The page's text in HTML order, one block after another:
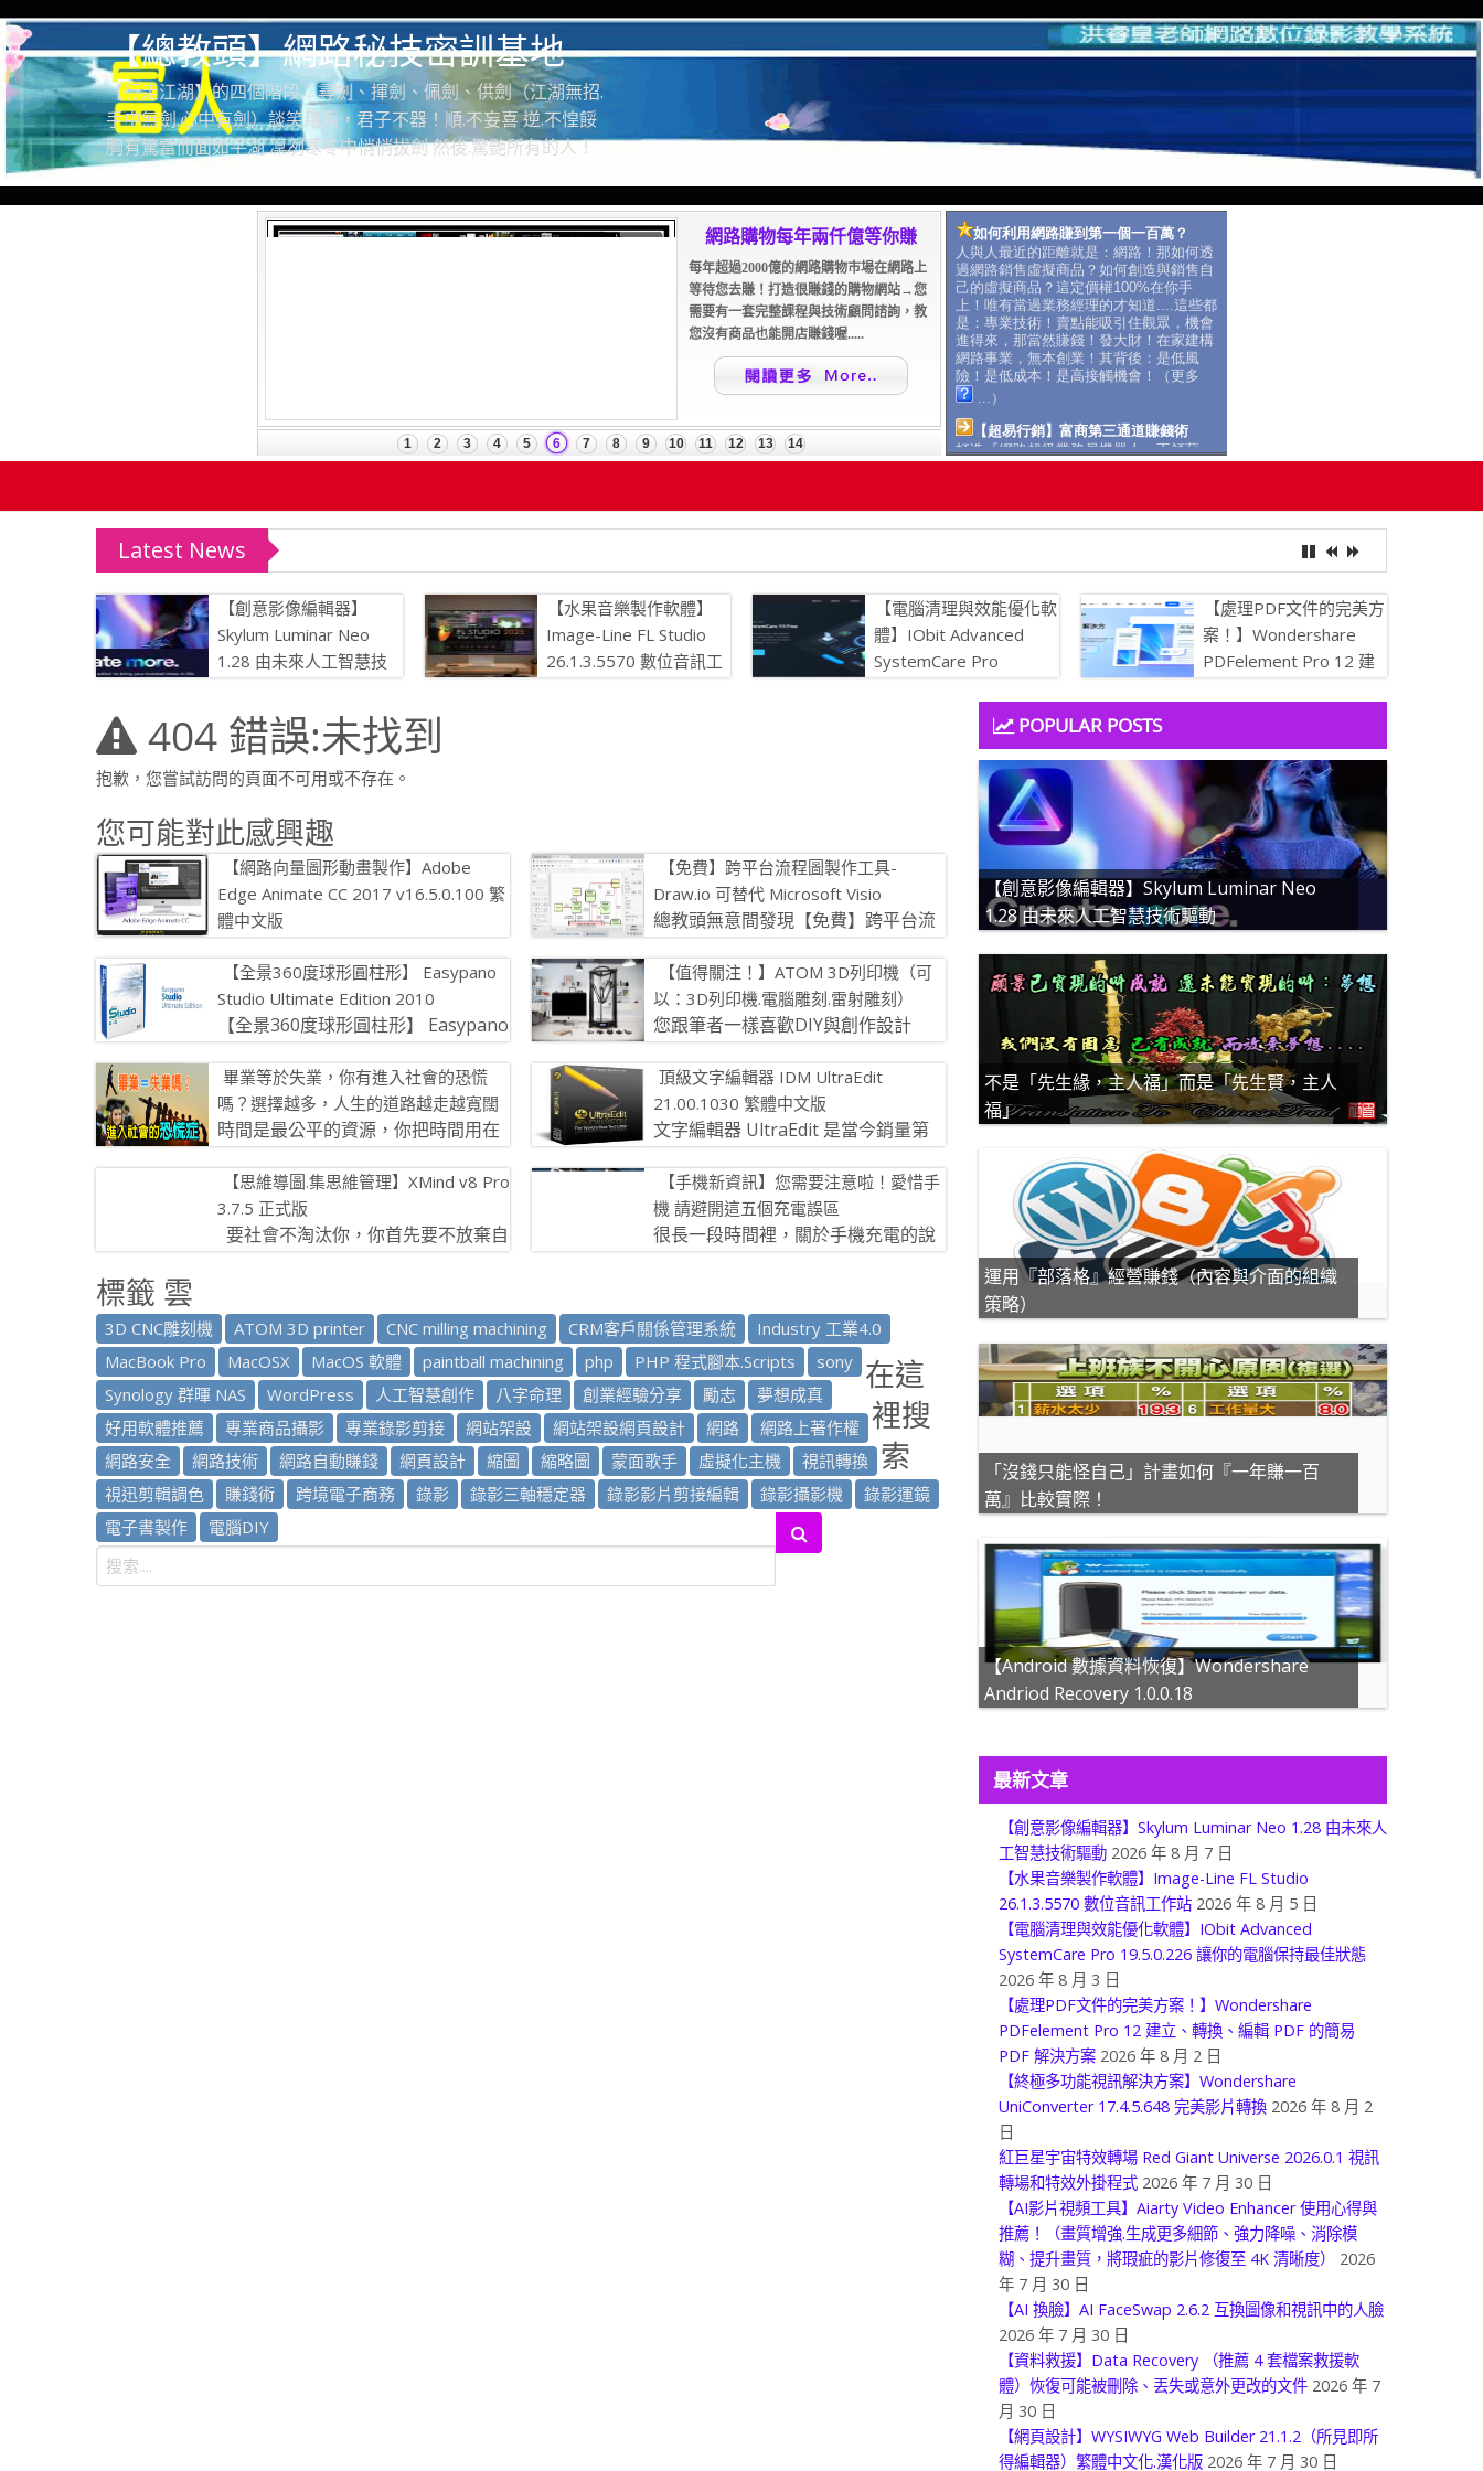
【總教頭】網路秘技密訓基地
【行走江湖】的四個階段：尋劍、揮劍、佩劍、供劍（江湖無招.
手中無劍.心中有劍）談笑用兵，君子不器！順.不妄喜 逆.不惶餒
胸有驚雷而面如平湖 凜冽寒冬中悄悄拔劍 然後.驚艷所有的人！
Latest News
【創意影像編輯器】
Skylum Luminar Neo
1.28 由未來人工智慧技
【水果音樂製作軟體】
Image-Line FL Studio
26.1.3.5570 數位音訊工
【電腦清理與效能優化軟
體】IObit Advanced
SystemCare Pro
【處理PDF文件的完美方
案！】Wondershare
PDFelement Pro 12 建
簡易 PDF 解決方案
404 錯誤:未找到
抱歉，您嘗試訪問的頁面不可用或不存在。
您可能對此感興趣
【網路向量圖形動畫製作】Adobe
Edge Animate CC 2017 v16.5.0.100 繁
體中文版
【網路向量圖形動畫製作】Adobe
Edge Animate CC 2017 v16.5.0.100 繁體中文 […]
【免費】跨平台流程圖製作工具-
Draw.io 可替代 Microsoft Visio
總教頭無意間發現【免費】跨平台流
Microsoft Visio 我試用 […]
【全景360度球形圓柱形】 Easypano
Studio Ultimate Edition 2010
【全景360度球形圓柱形】 Easypano
[…]
【值得關注！】ATOM 3D列印機（可
以：3D列印機.電腦雕刻.雷射雕刻）
您跟筆者一樣喜歡DIY與創作設計
嗎？ 我在無意間發現這個…&#82 […]
畢業等於失業，你有進入社會的恐慌
嗎？選擇越多，人生的道路越走越寬闊
時間是最公平的資源，你把時間用在
中，有些人會覺得，為什麼有人總是很幸運，總是
頂級文字編輯器 IDM UltraEdit
21.00.1030 繁體中文版
文字編輯器 UltraEdit 是當今銷量第
編輯器。 文字編輯器 UltraE […]
【思維導圖.集思維管理】XMind v8 Pro
3.7.5 正式版
要社會不淘汰你，你首先要不放棄自
透過一面鏡子，看到自己的心靈。 […]
【手機新資訊】您需要注意啦！愛惜手
機 請避開這五個充電誤區
很長一段時間裡，關於手機充電的說
[…]
標籤 雲
3D CNC雕刻機 ATOM 3D printer CNC milling machining CRM客戶關係管理系統
Industry 工業4.0
MacBook Pro
MacOSX MacOS 軟體 paintball machining php PHP 程式腳本.Scripts
sony
Synology 群暉 NAS
WordPress 人工智慧創作 八字命理 創業經驗分享 勵志
夢想成真
好用軟體推薦
專業商品攝影 專業錄影剪接 網站架設 網站架設網頁設計 網路
網路上著作權
網路安全
網路技術 網路自動賺錢 網頁設計 縮圖 縮略圖 蒙面歌手 虛擬化主機
視訊轉換
視迅剪輯調色
賺錢術 跨境電子商務 錄影 錄影三軸穩定器 錄影影片剪接編輯 錄影攝影機
錄影運鏡
電子書製作
電腦DIY
在這
裡搜
索
POPULAR POSTS
【創意影像編輯器】Skylum Luminar Neo
1.28 由未來人工智慧技術驅動
不是「先生緣，主人福」而是「先生賢，主人
福」
運用『部落格』經營賺錢（內容與介面的組織
策略）
「沒錢只能怪自己」計畫如何『一年賺一百
萬』比較實際！
【Android 數據資料恢復】Wondershare
Andriod Recovery 1.0.0.18
最新文章
【創意影像編輯器】Skylum Luminar Neo 1.28 由未來人
工智慧技術驅動 2026 年 8 月 7 日
【水果音樂製作軟體】Image-Line FL Studio
26.1.3.5570 數位音訊工作站 2026 年 8 月 5 日
【電腦清理與效能優化軟體】IObit Advanced
SystemCare Pro 19.5.0.226 讓你的電腦保持最佳狀態
2026 年 8 月 3 日
【處理PDF文件的完美方案！】Wondershare
PDFelement Pro 12 建立、轉換、編輯 PDF 的簡易
PDF 解決方案 2026 年 8 月 2 日
【終極多功能視訊解決方案】Wondershare
UniConverter 17.4.5.648 完美影片轉換 2026 年 8 月 2
日
紅巨星宇宙特效轉場 Red Giant Universe 2026.0.1 視訊
轉場和特效外掛程式 2026 年 7 月 30 日
【AI影片視頻工具】Aiarty Video Enhancer 使用心得與
推薦！（畫質增強.生成更多細節、強力降噪、消除模
糊、提升畫質，將瑕疵的影片修復至 4K 清晰度）
2026
年 7 月 30 日
【AI 換臉】AI FaceSwap 2.6.2 互換圖像和視訊中的人臉
2026 年 7 月 30 日
【資料救援】Data Recovery （推薦 4 套檔案救援軟
體）恢復可能被刪除、丟失或意外更改的文件 2026 年 7
月 30 日
【網頁設計】WYSIWYG Web Builder 21.1.2（所見即所
得編輯器）繁體中文化.漢化版 2026 年 7 月 30 日